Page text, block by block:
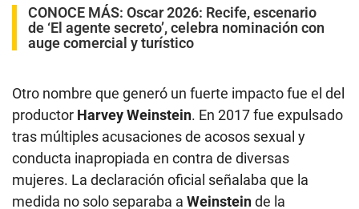
CONOCE MÁS: Oscar 2026: Recife, escenario
de ‘El agente secreto’, celebra nominación con
auge comercial y turístico
Otro nombre que generó un fuerte impacto fue el del
productor Harvey Weinstein. En 2017 fue expulsado
tras múltiples acusaciones de acosos sexual y
conducta inapropiada en contra de diversas
mujeres. La declaración oficial señalaba que la
medida no solo separaba a Weinsteinde la